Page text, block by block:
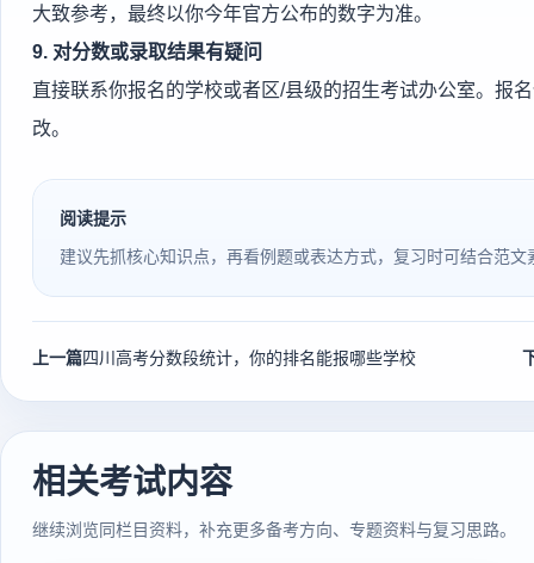
大致参考，最终以你今年官方公布的数字为准。
9. 对分数或录取结果有疑问
直接联系你报名的学校或者区/县级的招生考试办公室。报
改。
阅读提示
建议先抓核心知识点，再看例题或表达方式，复习时可结合范
上一篇四川高考分数段统计，你的排名能报哪些学校
相关考试内容
继续浏览同栏目资料，补充更多备考方向、专题资料与复习思路。